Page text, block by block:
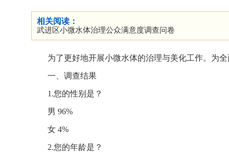
相关阅读：
武进区小微水体治理公众满意度调查问卷
为了更好地开展小微水体的治理与美化工作。为
一、调查结果
1.您的性别是？
男 96%
女 4%
2.您的年龄是？